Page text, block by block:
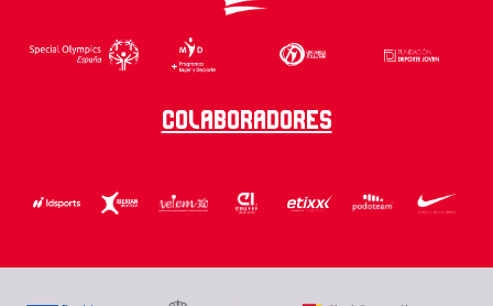
Colaboradores